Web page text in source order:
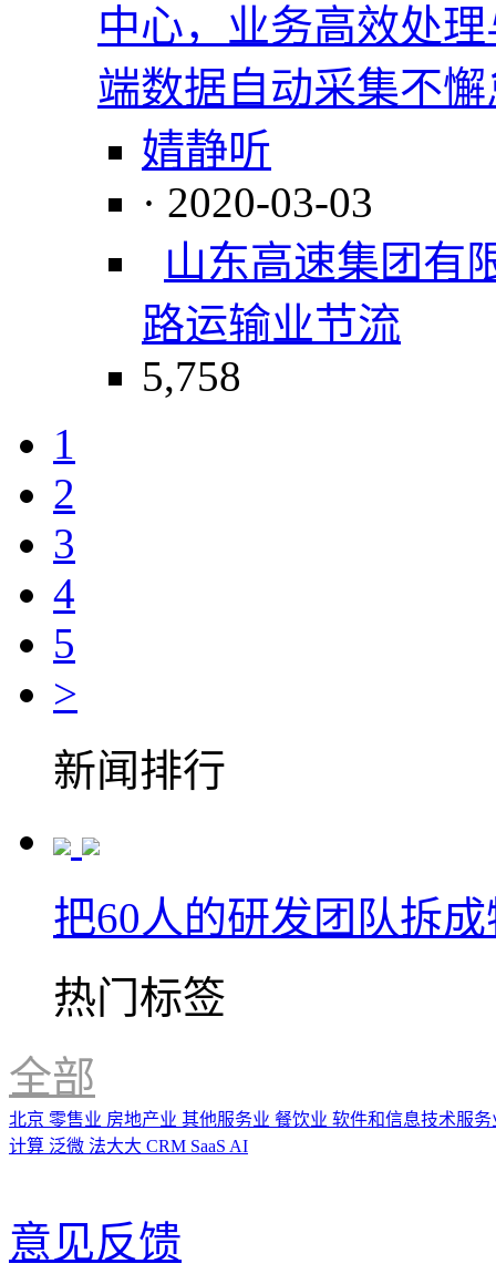
中心，业务高效处
端数据自动采集不
婧静听
· 2020-03-03
山东高速集团有
路运输业节流
5,758
1
2
3
4
5
>
新闻排行
把60人的研发团队拆
热门标签
全部
北京 零售业 房地产业 其他服务业 餐饮业 软件和信息技术服
计算 泛微 法大大 CRM SaaS AI
意见反馈